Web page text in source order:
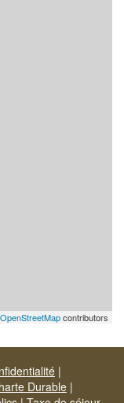
OpenStreetMapcontributors
|
Durable |